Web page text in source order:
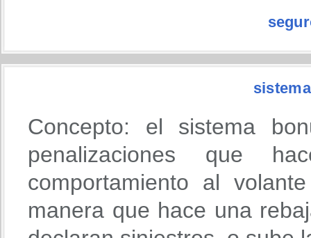
Concepto: el sistema
penalizaciones que
comportamiento al
manera que hace una